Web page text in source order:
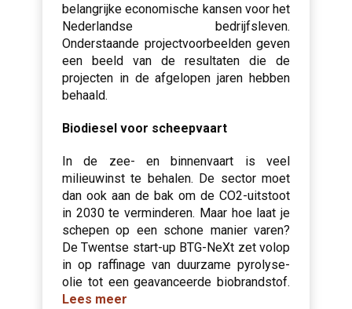
belangrijke economische kansen voor het
Nederlandse bedrijfsleven.
Onderstaande projectvoorbeelden geven
een beeld van de resultaten die de
projecten in de afgelopen jaren hebben
behaald.
Biodiesel voor scheepvaart
In de zee- en binnenvaart is veel
milieuwinst te behalen. De sector moet
dan ook aan de bak om de CO2-uitstoot
in 2030 te verminderen. Maar hoe laat je
schepen op een schone manier varen?
De Twentse start-up BTG-NeXt zet volop
in op raffinage van duurzame pyrolyse-
olie tot een geavanceerde biobrandstof.
Lees meer